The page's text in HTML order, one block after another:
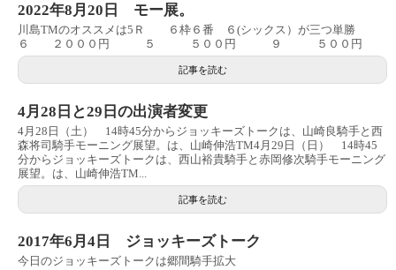
2022年8月20日 モー展。
川島TMのオススメは5Ｒ ６枠６番 ６(シックス）が三つ単勝
６ ２０００円 ５ ５００円 ９ ５００円
記事を読む
4月28日と29日の出演者変更
4月28日（土） 14時45分からジョッキーズトークは、山崎良騎手と西
森将司騎手モーニング展望。は、山崎伸浩TM4月29日（日） 14時45
分からジョッキーズトークは、西山裕貴騎手と赤岡修次騎手モーニング
展望。は、山崎伸浩TM...
記事を読む
2017年6月4日 ジョッキーズトーク
今日のジョッキーズトークは郷間騎手拡大